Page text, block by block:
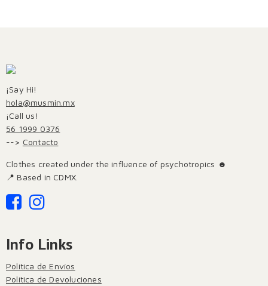
¡Say Hi!
hola@musmin.mx
¡Call us!
56 1999 0376
--> Contacto
Clothes created under the influence of psychotropics ☻
📍 Based in CDMX.
Info Links
Política de Envíos
Política de Devoluciones